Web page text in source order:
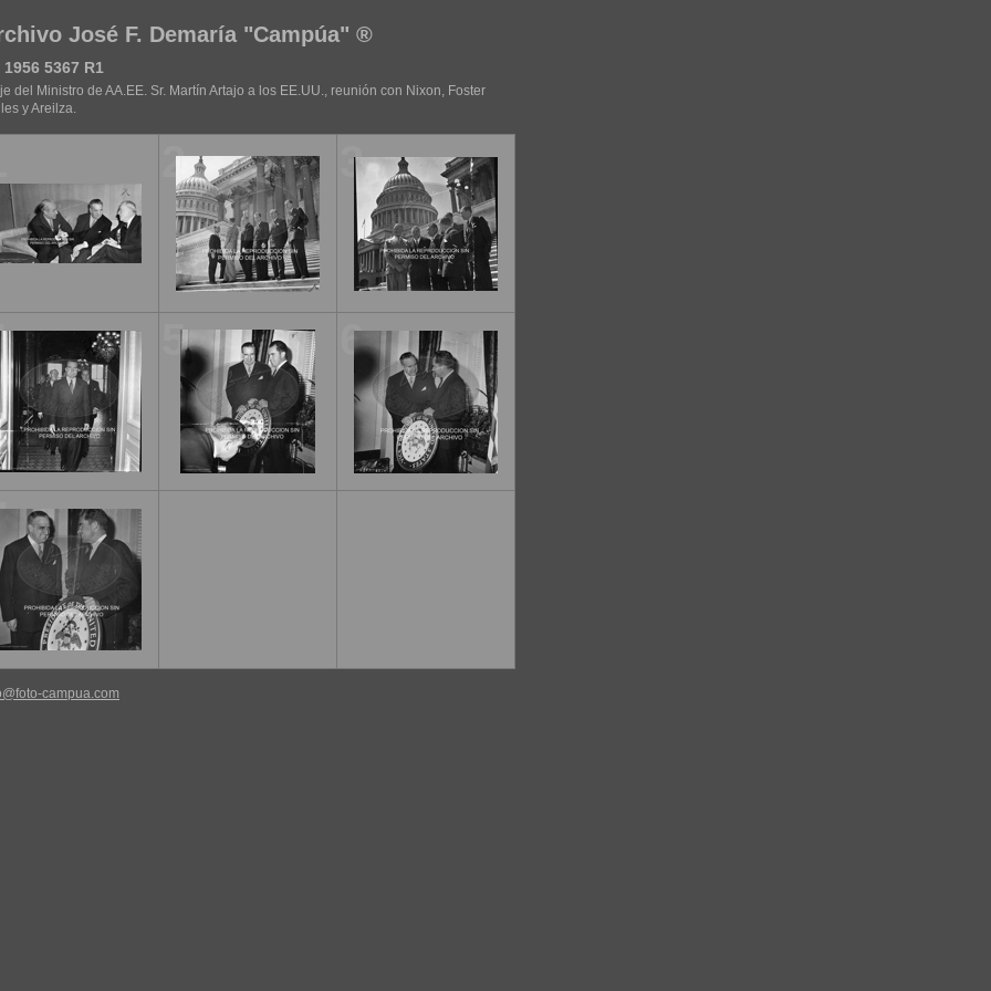
José F. Demaría "Campúa" ®
1956 5367 R1
del Ministro de AA.EE. Sr. Martín Artajo a los EE.UU., reunión con Nixon, Foster
y Areilza.
2 3
5 6
campua.com